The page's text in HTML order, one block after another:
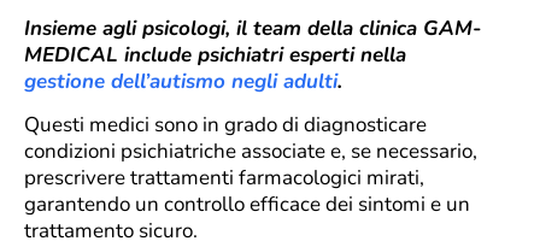
Insieme agli psicologi, il team della clinica GAM-
MEDICAL include psichiatri esperti nella
gestione dell’autismo negli adulti.
Questi medici sono in grado di diagnosticare
condizioni psichiatriche associate e, se necessario,
prescrivere trattamenti farmacologici mirati,
garantendo un controllo efficace dei sintomi e un
trattamento sicuro.